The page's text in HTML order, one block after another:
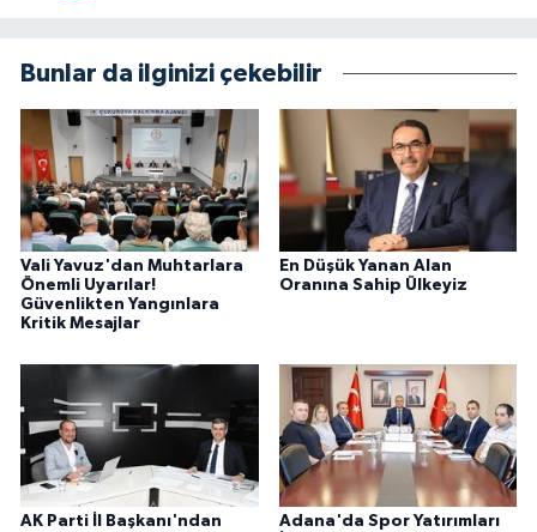
Bunlar da ilginizi çekebilir
Vali Yavuz'dan Muhtarlara
Önemli Uyarılar!
Güvenlikten Yangınlara
Kritik Mesajlar
En Düşük Yanan Alan
Oranına Sahip Ülkeyiz
AK Parti İl Başkanı'ndan Adana'da Spor Yatırımları